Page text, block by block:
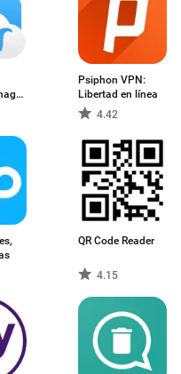
Psiphon VPN:
Libertad en línea
4.42
QR Code Reader
4.15